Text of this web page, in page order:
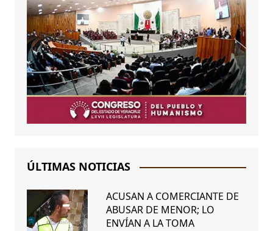
ÚLTIMAS NOTICIAS
ACUSAN A COMERCIANTE DE
ABUSAR DE MENOR; LO
ENVÍAN A LA TOMA